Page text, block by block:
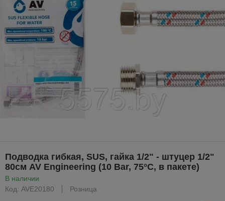
Подводка гибкая, SUS, гайка 1/2" - штуцер 1/2"
80см AV Engineering (10 Bar, 75°С, в пакете)
В наличии
Код: AVE20180
Розница